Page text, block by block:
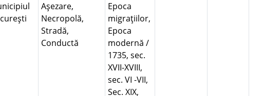
Aşezare,
Necropolă,
Stradă,
Conductă
Epoca
migraţiilor,
Epoca
modernă /
1735, sec.
XVII-XVIII,
sec. VI -VII,
Sec. XIX,